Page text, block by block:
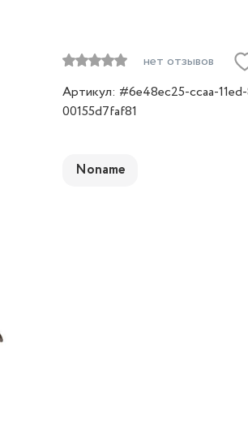
нет отзывов
Артикул: #6e48ec25-ccaa-
00155d7faf81
Noname